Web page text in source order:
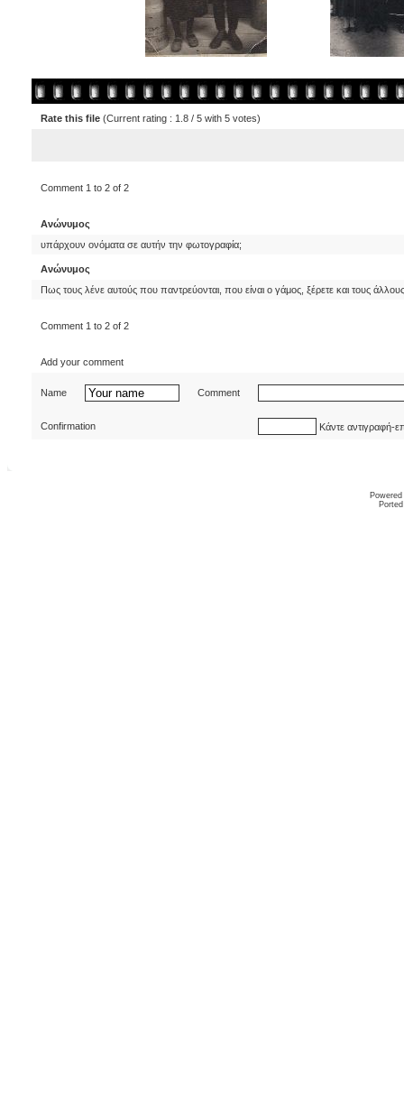
Rate this file (Current rating : 1.8 / 5 with 5 votes)
Comment 1 to 2 of 2
Ανώνυμος
υπάρχουν ονόματα σε αυτήν την φωτογραφία;
Ανώνυμος
Πως τους λένε αυτούς που παντρεύονται, που είναι ο γάμος, ξέρετε και τους
Comment 1 to 2 of 2
Add your comment
Name Comment
Confirmation Κάντε αντιγραφή-